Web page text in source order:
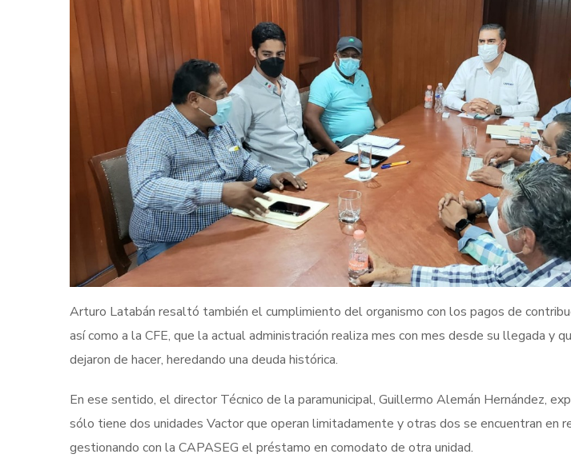
Arturo Latabán resaltó también el cumplimiento del organismo con los pagos de
así como a la CFE, que la actual administración realiza mes con mes desde su llegada y
dejaron de hacer, heredando una deuda histórica.
En ese sentido, el director Técnico de la paramunicipal, Guillermo Alemán Hernández,
sólo tiene dos unidades Vactor que operan limitadamente y otras dos se encuentran en
gestionando con la CAPASEG el préstamo en comodato de otra unidad.